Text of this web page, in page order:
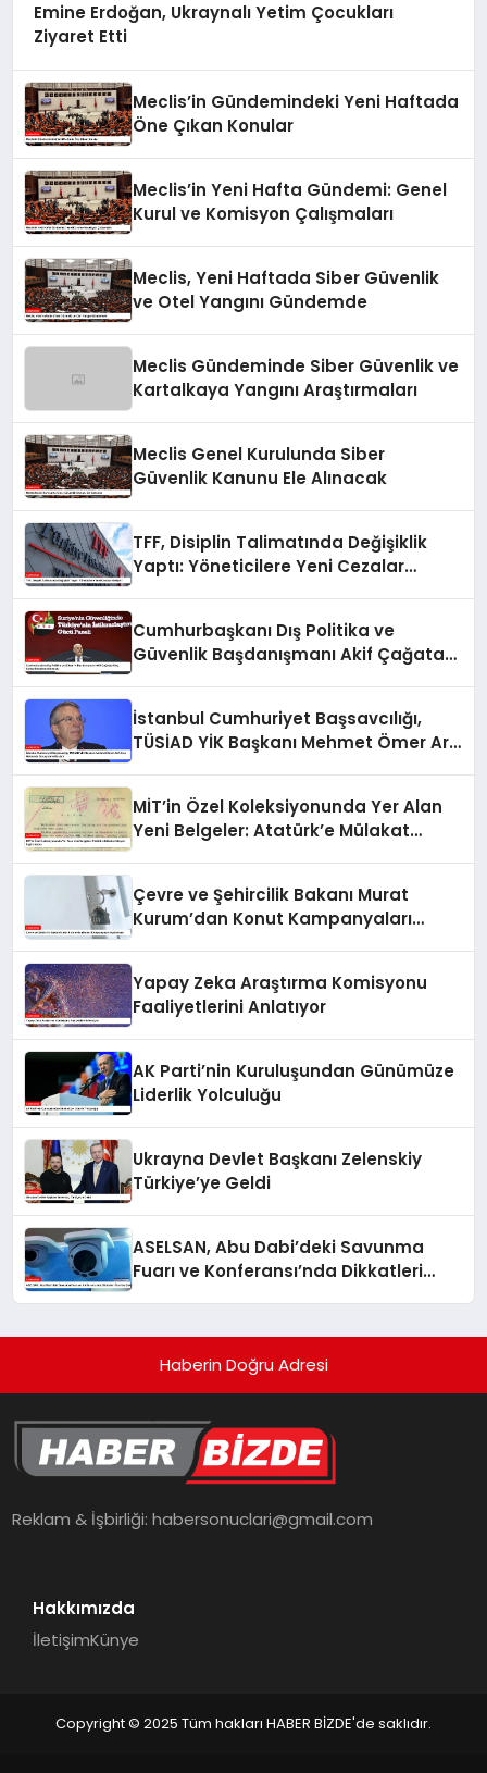
Emine Erdoğan, Ukraynalı Yetim Çocukları
Ziyaret Etti
Meclis’in Gündemindeki Yeni Haftada
Öne Çıkan Konular
Meclis’in Yeni Hafta Gündemi: Genel
Kurul ve Komisyon Çalışmaları
Meclis, Yeni Haftada Siber Güvenlik
ve Otel Yangını Gündemde
Meclis Gündeminde Siber Güvenlik ve
Kartalkaya Yangını Araştırmaları
Meclis Genel Kurulunda Siber
Güvenlik Kanunu Ele Alınacak
TFF, Disiplin Talimatında Değişiklik
Yaptı: Yöneticilere Yeni Cezalar
Cumhurbaşkanı Dış Politika ve
Güvenlik Başdanışmanı Akif Çağatay
İstanbul Cumhuriyet Başsavcılığı,
TÜSİAD YİK Başkanı Mehmet Ömer Arif
MİT’in Özel Koleksiyonunda Yer Alan
Yeni Belgeler: Atatürk’e Mülakat
Çevre ve Şehircilik Bakanı Murat
Kurum’dan Konut Kampanyaları
Yapay Zeka Araştırma Komisyonu
Faaliyetlerini Anlatıyor
AK Parti’nin Kuruluşundan Günümüze
Liderlik Yolculuğu
Ukrayna Devlet Başkanı Zelenskiy
Türkiye’ye Geldi
ASELSAN, Abu Dabi’deki Savunma
Fuarı ve Konferansı’nda Dikkatleri
Haberin Doğru Adresi
Reklam & İşbirliği:habersonuclari@gmail.com
Hakkımızda
İletişimKünye
Copyright © 2025 Tüm hakları HABER BİZDE'de saklıdır.